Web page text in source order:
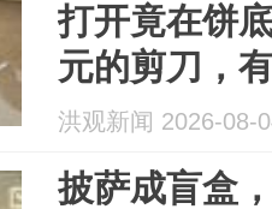
打开竟在饼
元的剪刀，
与山姆熟食
致，山姆暂
洪观新闻 2026-08-
披萨成盲盒